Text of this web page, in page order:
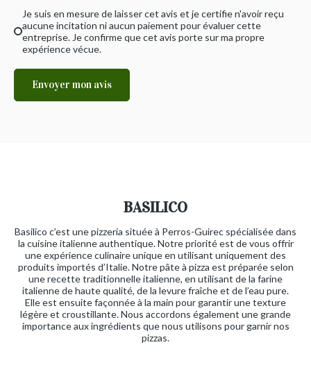
Je suis en mesure de laisser cet avis et je certifie n'avoir reçu
aucune incitation ni aucun paiement pour évaluer cette
entreprise. Je confirme que cet avis porte sur ma propre
expérience vécue.
Envoyer mon avis
BASILICO
Basilico c’est une pizzeria située à Perros-Guirec spécialisée dans
la cuisine italienne authentique. Notre priorité est de vous offrir
une expérience culinaire unique en utilisant uniquement des
produits importés d’Italie. Notre pâte à pizza est préparée selon
une recette traditionnelle italienne, en utilisant de la farine
italienne de haute qualité, de la levure fraîche et de l’eau pure.
Elle est ensuite façonnée à la main pour garantir une texture
légère et croustillante. Nous accordons également une grande
importance aux ingrédients que nous utilisons pour garnir nos
pizzas.